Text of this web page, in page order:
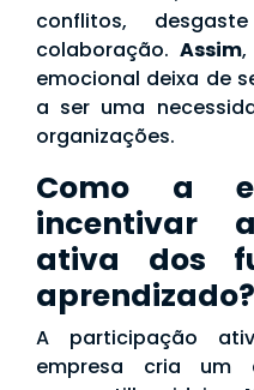
conflitos,
colaboração. Assim,
emocional deixa de
a ser uma
organizações.
Como a
incentivar
ativa dos
aprendizado?
A participação
empresa cria um